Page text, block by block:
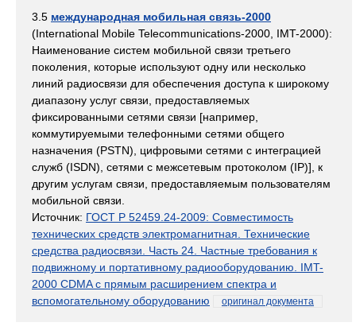
3.5 международная мобильная связь-2000
(International Mobile Telecommunications-2000, IMT-2000):
Наименование систем мобильной связи третьего
поколения, которые используют одну или несколько
линий радиосвязи для обеспечения доступа к широкому
диапазону услуг связи, предоставляемых
фиксированными сетями связи [например,
коммутируемыми телефонными сетями общего
назначения (PSTN), цифровыми сетями с интеграцией
служб (ISDN), сетями с межсетевым протоколом (IP)], к
другим услугам связи, предоставляемым пользователям
мобильной связи.
Источник: ГОСТ Р 52459.24-2009: Совместимость
технических средств электромагнитная. Технические
средства радиосвязи. Часть 24. Частные требования к
подвижному и портативному радиооборудованию. IMT-
2000 CDMA с прямым расширением спектра и
вспомогательному оборудованию
оригинал документа